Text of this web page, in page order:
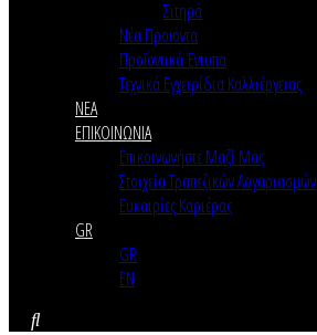
Σιτηρά
Νέα Προϊόντα
Προϊοντικά Έντυπα
Τεχνικά Εγχειρίδια Καλλιέργειας
ΝΕΑ
ΕΠΙΚΟΙΝΩΝΙΑ
Επικοινωνήστε Μαζί Μας
Στοιχεία Τραπεζικών Λογαριασμών
Ευκαιρίες Καριέρας
GR
GR
EN